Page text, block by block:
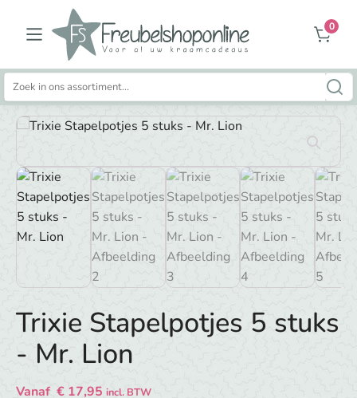
0
Zoeken
naar:
Trixie Stapelpotjes 5 stuks
- Mr. Lion
Vanaf € 17,95 incl. BTW